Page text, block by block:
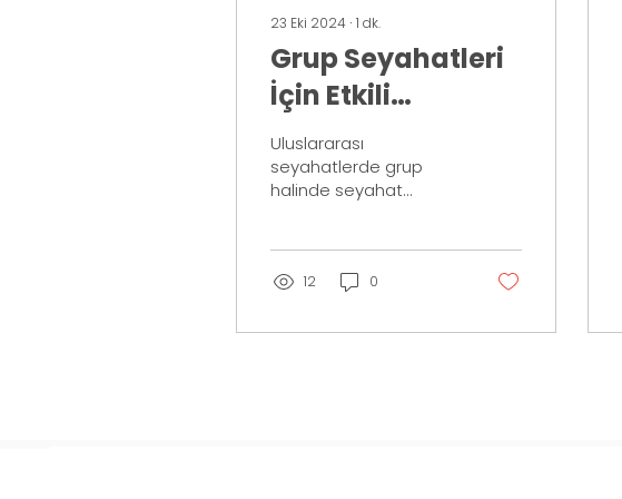
23 Eki 2024 ∙ 1 dk.
Grup Seyahatleri
İçin Etkili
Çözümler
Uluslararası
seyahatlerde grup
halinde seyahat
koordinasyon gibi
12 0